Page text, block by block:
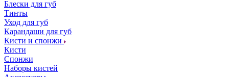
Блески для губ
Тинты
Уход для губ
Карандаши для губ
Кисти и спонжи
Кисти
Спонжи
Наборы кистей